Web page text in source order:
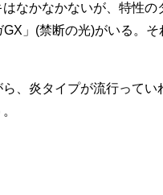
なかなかないが、特性
」(禁断の光)がいる。
、炎タイプが流行って